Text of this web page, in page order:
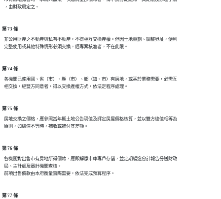
第 73 條
  非公用財產之不動產與私有不動產，不得相互交換產權。但因土地重劃、調整界址，便利
第 74 條
  各機關已使用國、省（市）、縣（市）、鄉（鎮、市）有房地，或基於業務需要，必需互
第 75 條
  房地交換之價格，應參照當年期土地公告現值及評定房屋價格核算，並以雙方總值相等為
第 76 條
  各機關對出售市有房地所得價款，應即解繳市庫專戶存儲，並定期編造會計報告分送財政
  局、主計處及審計機關查核。
第 77 條